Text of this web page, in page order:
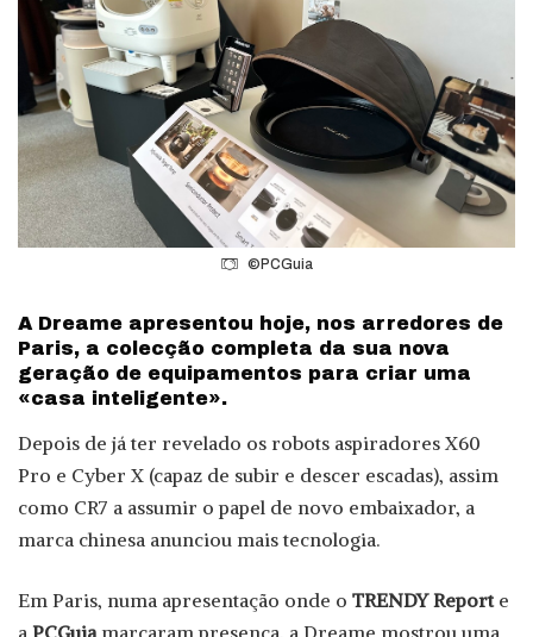
©PCGuia
A Dreame apresentou hoje, nos arredores de
Paris, a colecção completa da sua nova
geração de equipamentos para criar uma
«casa inteligente».
Depois de já ter revelado os robots aspiradores X60
Pro e Cyber X (capaz de subir e descer escadas), assim
como CR7 a assumir o papel de novo embaixador, a
marca chinesa anunciou mais tecnologia.
Em Paris, numa apresentação onde o TRENDY Reporte